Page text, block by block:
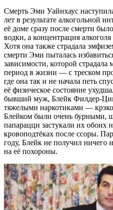
Смерть Эми Уайнхаус
лет в результате алкогольной
её доме сразу после смерти
водки, а концентрация
Хотя она также страдала
смерти Эми пыталась
зависимости, которой
период в жизни — с треском
где она так и не начала петь
её физическое состояние
бывший муж, Блейк Филдер-
тяжелыми наркотиками —
Блейком были очень бурными,
папарацци застукали их обоих
кровоподтёках после ссоры.
году, Блейк не получил ничего
на её похороны.